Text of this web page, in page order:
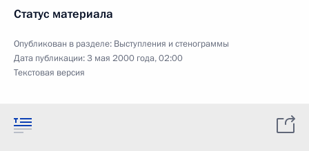
Статус материала
Опубликован в разделе: Выступления и стенограммы
Дата публикации:3 мая 2000 года, 02:00
Текстовая версия